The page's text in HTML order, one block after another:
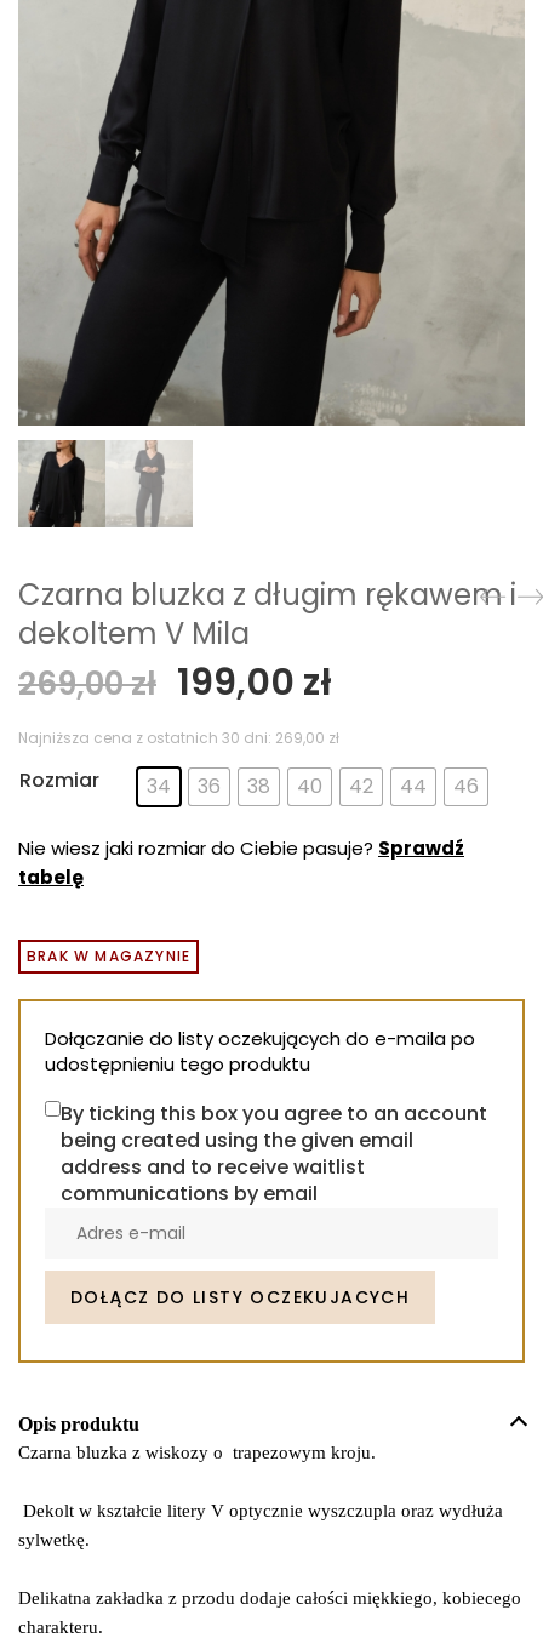
Czarna bluzka z długim rękawem i
dekoltem V Mila
269,00zł Pierwotna
cena
wynosiła:
269,00 zł.
199,00 zł
wynosi:
199,00 zł.
Najniższa cena z ostatnich 30 dni: 269,00 zł
Rozmiar 34 36 38 40 42 44 46
Nie wiesz jaki rozmiar do Ciebie pasuje? Sprawdź
tabelę
BRAK W MAGAZYNIE
Dołączanie do listy oczekujących do e-maila po
udostępnieniu tego produktu
By ticking this box you agree to an account
being created using the given email
address and to receive waitlist
communications by email
your
email
address
to
for
this
DOŁĄCZ DO LISTY OCZEKUJACYCH
Opis produktu
Czarna bluzka z wiskozy o trapezowym kroju.
Dekolt w kształcie litery V optycznie wyszczupla oraz wydłuża
sylwetkę.
Delikatna zakładka z przodu dodaje całości miękkiego, kobiecego
charakteru.